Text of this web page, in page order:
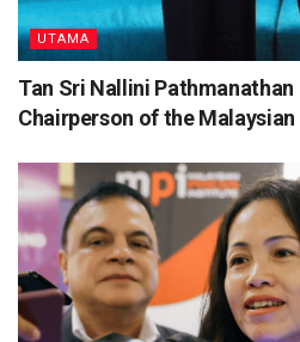
UTAMA
Tan Sri Nallini
Chairperson of the Malaysian